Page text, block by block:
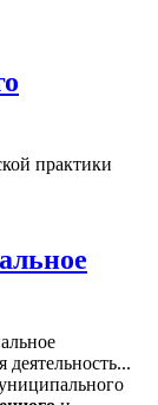
практики
деятельность...